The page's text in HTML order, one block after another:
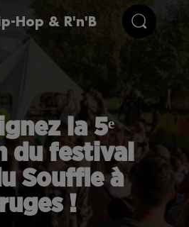
Hop & R'n'B
la 5ᵉ
du festival
Souffle à
!